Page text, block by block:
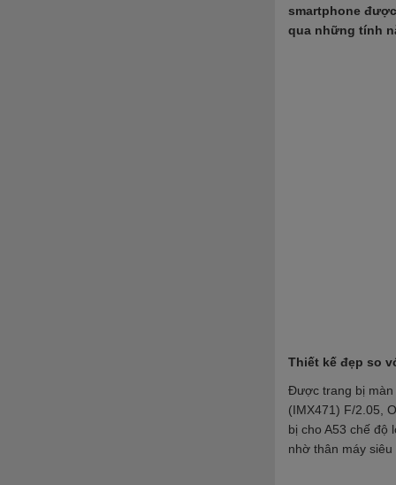
smartphone
qua những tính
Thiết kế đẹp so
Được trang bị
(IMX471) F/2.05,
bị cho A53 chế độ
nhờ thân máy siêu